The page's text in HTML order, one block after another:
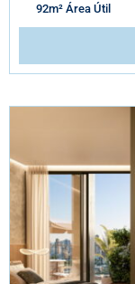
92m² Área Útil